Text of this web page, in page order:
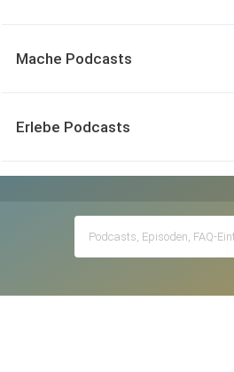
Mache Podcasts
Erlebe Podcasts